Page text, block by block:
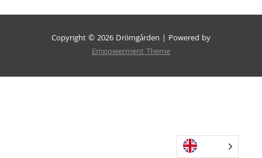
Copyright © 2026 Drömgården | Powered by
Empowerment Theme